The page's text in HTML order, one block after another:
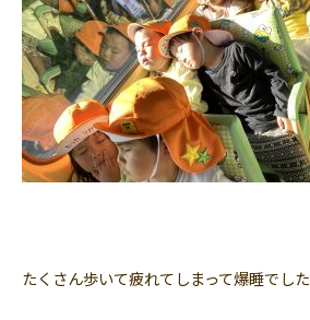
たくさん歩いて疲れてしまって爆睡でした